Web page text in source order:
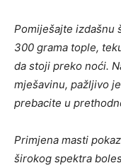
Pomiješajte izdašnu
300 grama tople,
da stoji preko noći.
mješavinu, pažljivo
prebacite u
Primjena masti
širokog spektra